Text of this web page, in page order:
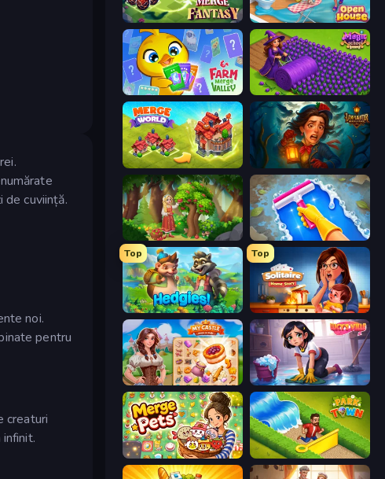
de cuviință.
noi.
pentru
creaturi
Merge Fantasy Open House
Farm Merge Valley Magic School
Merge World Lamplighter: Merge & Magic
Northern Merge Hotel Rush: Merge Story
Top
Hedgies
Top
Solitaire Home Story
My Castle: Merge & Story Lucy’s Ville
Merge Pets Park Town